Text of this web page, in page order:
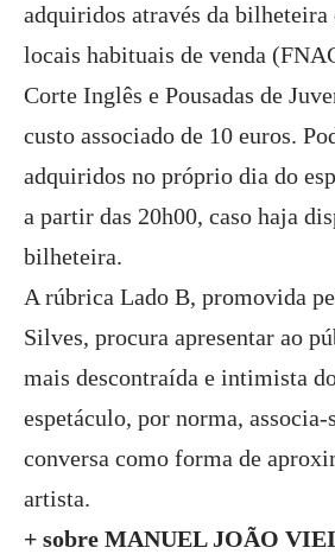
adquiridos através da
locais habituais de venda
Corte Inglês e Pousadas de
custo associado de 10 euros.
adquiridos no próprio dia do
a partir das 20h00, caso haja
bilheteira.
A rúbrica Lado B, promovida
Silves, procura apresentar ao
mais descontraída e intimista
espetáculo, por norma, associa-
conversa como forma de
artista.
+ sobre MANUEL JOÃO